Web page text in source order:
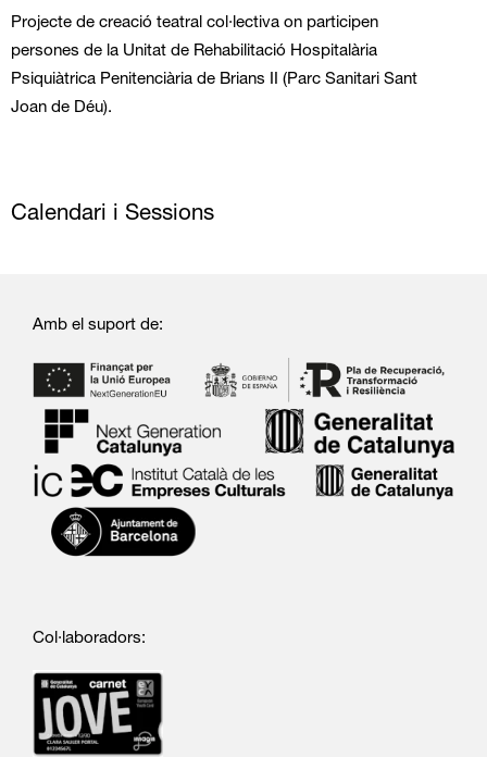
Projecte de creació teatral col·lectiva on participen
persones de la Unitat de Rehabilitació Hospitalària
Psiquiàtrica Penitenciària de Brians II (Parc Sanitari Sant
Joan de Déu).
Calendari i Sessions
Amb el suport de:
Col·laboradors: